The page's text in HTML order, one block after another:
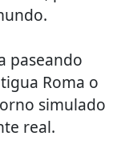
paseando
Roma o
simulado
real.